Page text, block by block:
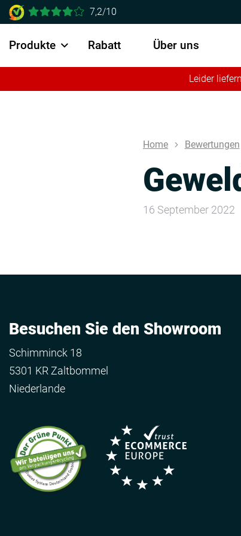
7,2/10
Produkte Rabatt Über uns
Leider
Home Bewertungen
16 September 2022
Besuchen Sie den Showroom
Schimminck 18
5301 KR Zaltbommel
Niederlande